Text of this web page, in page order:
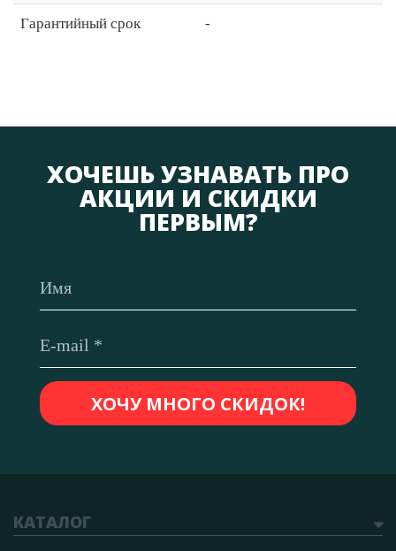
Гарантийный срок -
ХОЧЕШЬ УЗНАВАТЬ ПРО
АКЦИИ И СКИДКИ
ПЕРВЫМ?
КАТАЛОГ